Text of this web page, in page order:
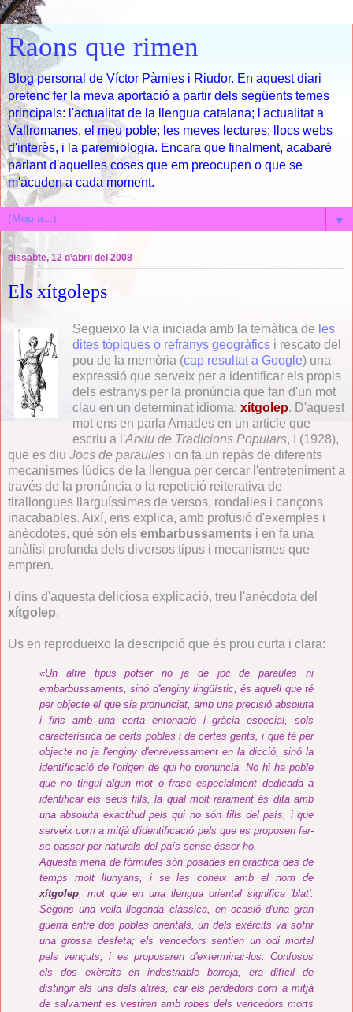
Raons que rimen
Blog personal de Víctor Pàmies i Riudor. En aquest diari
pretenc fer la meva aportació a partir dels següents temes
principals: l'actualitat de la llengua catalana; l'actualitat a
Vallromanes, el meu poble; les meves lectures; llocs webs
d'interès, i la paremiologia. Encara que finalment, acabaré
parlant d'aquelles coses que em preocupen o que se
m'acuden a cada moment.
▼
dissabte, 12 d’abril del 2008
Els xítgoleps
Segueixo la via iniciada amb la temàtica de les
dites tòpiques o refranys geogràfics i rescato del
pou de la memòria (cap resultat a Google) una
expressió que serveix per a identificar els propis
dels estranys per la pronúncia que fan d'un mot
clau en un determinat idioma: xítgolep. D'aquest
mot ens en parla Amades en un article que
escriu a l'Arxiu de Tradicions Populars, I (1928),
que es diu Jocs de paraules i on fa un repàs de diferents
mecanismes lúdics de la llengua per cercar l'entreteniment a
través de la pronúncia o la repetició reiterativa de
tirallongues llarguíssimes de versos, rondalles i cançons
inacabables. Així, ens explica, amb profusió d'exemples i
anècdotes, què són els embarbussaments i en fa una
anàlisi profunda dels diversos tipus i mecanismes que
empren.
I dins d'aquesta deliciosa explicació, treu l'anècdota del
xítgolep.
Us en reprodueixo la descripció que és prou curta i clara:
«Un altre tipus potser no ja de joc de paraules ni
embarbussaments, sinó d'enginy lingüístic, és aquell que té
per objecte el que sia pronunciat, amb una precisió absoluta
i fins amb una certa entonació i gràcia especial, sols
característica de certs pobles i de certes gents, i que té per
objecte no ja l'enginy d'enrevessament en la dicció, sinó la
identificació de l'origen de qui ho pronuncia. No hi ha poble
que no tingui algun mot o frase especialment dedicada a
identificar els seus fills, la qual molt rarament és dita amb
una absoluta exactitud pels qui no són fills del país, i que
serveix com a mitjà d'identificació pels que es proposen fer-
se passar per naturals del país sense ésser-ho.
Aquesta mena de fórmules són posades en pràctica des de
temps molt llunyans, i se les coneix amb el nom de
xítgolep , mot que en una llengua oriental significa 'blat'.
Segons una vella llegenda clàssica, en ocasió d'una gran
guerra entre dos pobles orientals, un dels exèrcits va sofrir
una grossa desfeta; els vencedors sentien un odi mortal
pels vençuts, i es proposaren d'exterminar-los. Confosos
els dos exèrcits en indestriable barreja, era difícil de
distingir els uns dels altres, car els perdedors com a mitjà
de salvament es vestiren amb robes dels vencedors morts